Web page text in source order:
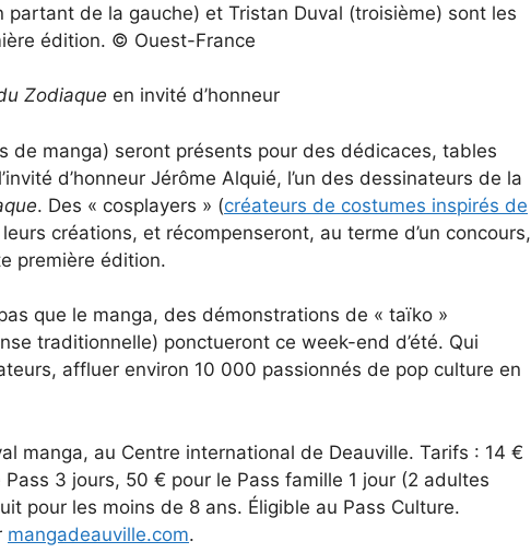
partant de la gauche) et Tristan Duval (troisième) sont les
édition. © Ouest-France
Zodiaque en invité d’honneur
de manga) seront présents pour des dédicaces, tables
d’honneur Jérôme Alquié, l’un des dessinateurs de la
. Des « cosplayers » (créateurs de costumes inspirés de
créations, et récompenseront, au terme d’un concours,
première édition.
que le manga, des démonstrations de « taïko »
traditionnelle) ponctueront ce week-end d’été. Qui
affluer environ 10 000 passionnés de pop culture en
manga, au Centre international de Deauville. Tarifs : 14 €
3 jours, 50 € pour le Pass famille 1 jour (2 adultes
pour les moins de 8 ans. Éligible au Pass Culture.
mangadeauville.com.